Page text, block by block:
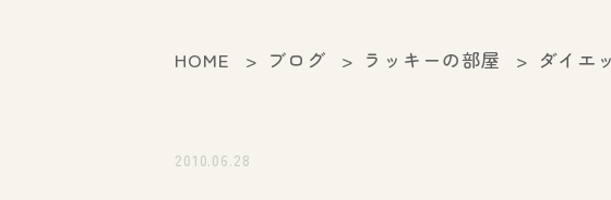
HOME ブログ ラッキーの部屋 ダイエ
2010.06.28